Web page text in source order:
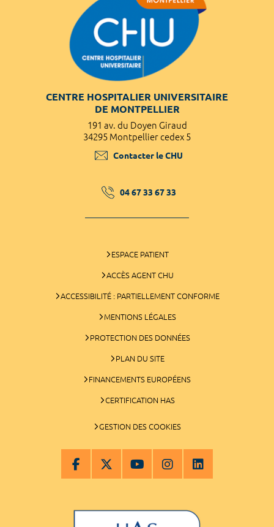
CENTRE HOSPITALIER UNIVERSITAIRE
DE MONTPELLIER
191 av. du Doyen Giraud
34295 Montpellier cedex 5
Contacter le CHU
04 67 33 67 33
ESPACE PATIENT
ACCÈS AGENT CHU
ACCESSIBILITÉ : PARTIELLEMENT CONFORME
MENTIONS LÉGALES
PROTECTION DES DONNÉES
PLAN DU SITE
FINANCEMENTS EUROPÉENS
CERTIFICATION HAS
GESTION DES COOKIES